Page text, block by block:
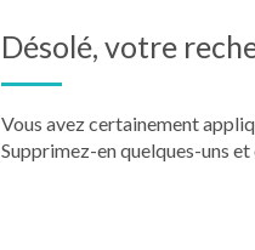
Désolé, votre
Vous avez certainement
Supprimez-en quelques-uns